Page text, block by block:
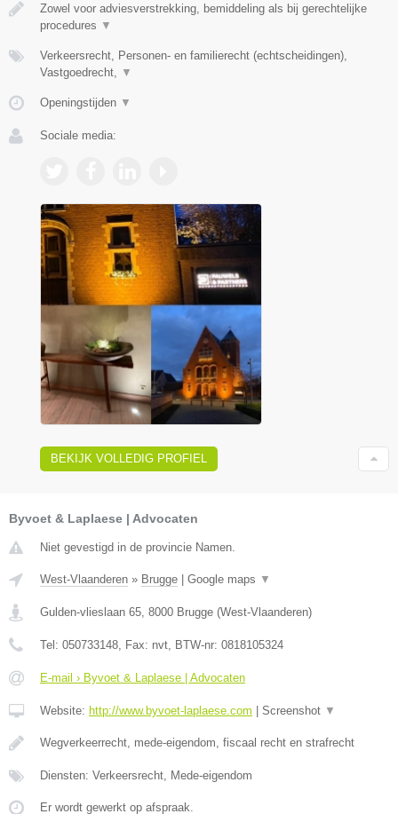
Zowel voor adviesverstrekking, bemiddeling als bij gerechtelijke
procedures ▼
Verkeersrecht, Personen- en familierecht (echtscheidingen),
Vastgoedrecht,
▼
Openingstijden ▼
Sociale media:
BEKIJK VOLLEDIG PROFIEL
Byvoet & Laplaese | Advocaten
Niet gevestigd in de provincie Namen.
West-Vlaanderen » Brugge | Google maps ▼
Gulden-vlieslaan 65 8000 Brugge (West-Vlaanderen)
Tel: 050733148 , Fax: nvt , BTW-nr: 0818105324
E-mail › Byvoet & Laplaese | Advocaten
Website: http://www.byvoet-laplaese.com | Screenshot ▼
Wegverkeerrecht, mede-eigendom, fiscaal recht en strafrecht
Diensten: Verkeersrecht, Mede-eigendom
Er wordt gewerkt op afspraak.